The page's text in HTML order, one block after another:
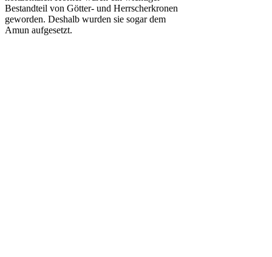
Bestandteil von Götter- und Herrscherkronen
geworden. Deshalb wurden sie sogar dem
Amun aufgesetzt.